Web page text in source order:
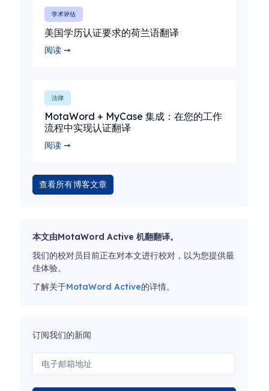
学术评估
美国学历认证要求的荷兰语翻译
阅读 ➞
法律
MotaWord + MyCase 集成：在您的工作
流程中实现认证翻译
阅读 ➞
查看所有博客文章
本文由MotaWord Active 机翻翻译。
我们的校对员目前正在对本文进行校对，以为您提供最
佳体验。
了解关于MotaWord Active的详情。
订阅我们的新闻